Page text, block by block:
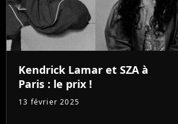
Kendrick Lamar et SZA à
Paris : le prix !
13 février 2025